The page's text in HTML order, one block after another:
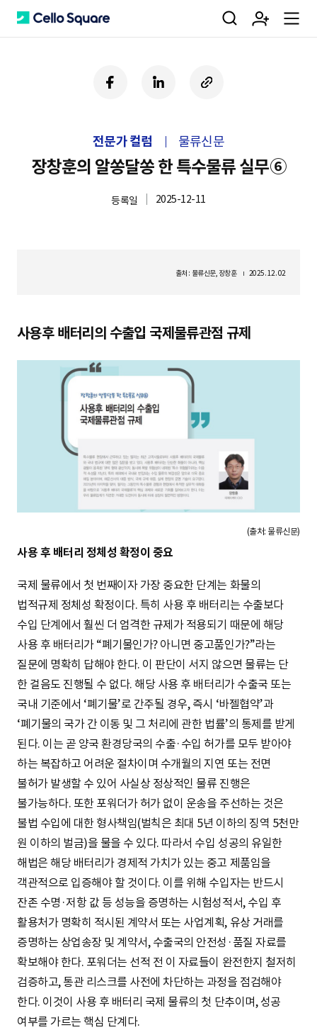
C
r
e
검 회 m
페
이
크
U
R
사
하
기
전문가 컬럼 물류신문
장창훈의 알쏭달쏭 한 특수물류 실무⑥
등록일 2025-12-11
출처 : 물류신문, 장창훈 2025. 12. 02
사용후 배터리의 수출입 국제물류관점 규제
(출처: 물류신문)
사용 후 배터리 정체성 확정이 중요
국제 물류에서 첫 번째이자 가장 중요한 단계는 화물의
법적규제 정체성 확정이다. 특히 사용 후 배터리는 수출보다
수입 단계에서 훨씬 더 엄격한 규제가 적용되기 때문에 해당
사용 후 배터리가 “폐기물인가? 아니면 중고품인가?”라는
질문에 명확히 답해야 한다. 이 판단이 서지 않으면 물류는 단
한 걸음도 진행될 수 없다. 해당 사용 후 배터리가 수출국 또는
국내 기준에서 ‘폐기물’로 간주될 경우, 즉시 ‘바젤협약’과
‘폐기물의 국가 간 이동 및 그 처리에 관한 법률’의 통제를 받게
된다. 이는 곧 양국 환경당국의 수출·수입 허가를 모두 받아야
하는 복잡하고 어려운 절차이며 수개월의 지연 또는 전면
불허가 발생할 수 있어 사실상 정상적인 물류 진행은
불가능하다. 또한 포워더가 허가 없이 운송을 주선하는 것은
불법 수입에 대한 형사책임(벌칙은 최대 5년 이하의 징역 5천만
원 이하의 벌금)을 물을 수 있다. 따라서 수입 성공의 유일한
해법은 해당 배터리가 경제적 가치가 있는 중고 제품임을
객관적으로 입증해야 할 것이다. 이를 위해 수입자는 반드시
잔존 수명·저항 값 등 성능을 증명하는 시험성적서, 수입 후
활용처가 명확히 적시된 계약서 또는 사업계획, 유상 거래를
증명하는 상업송장 및 계약서, 수출국의 안전성·품질 자료를
확보해야 한다. 포워더는 선적 전 이 자료들이 완전한지 철저히
검증하고, 통관 리스크를 사전에 차단하는 과정을 점검해야
한다. 이것이 사용 후 배터리 국제 물류의 첫 단추이며, 성공
여부를 가르는 핵심 단계다.